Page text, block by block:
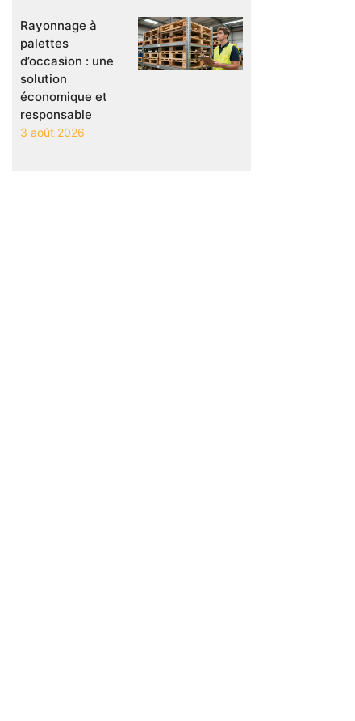
Rayonnage à
palettes
d’occasion : une
solution
économique et
responsable
3 août 2026